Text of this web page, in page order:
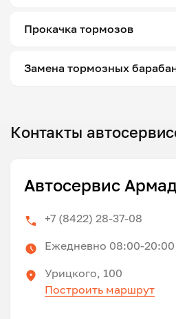
Прокачка тормозов
Замена тормозных
Контакты
Автосервис
+7 (8422) 28-37-08
Ежедневно 08:00-20:00
Урицкого, 100
Построить маршрут